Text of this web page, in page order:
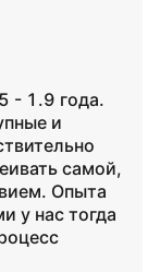
- 1.9 года.
и
самой,
Опыта
у нас тогда